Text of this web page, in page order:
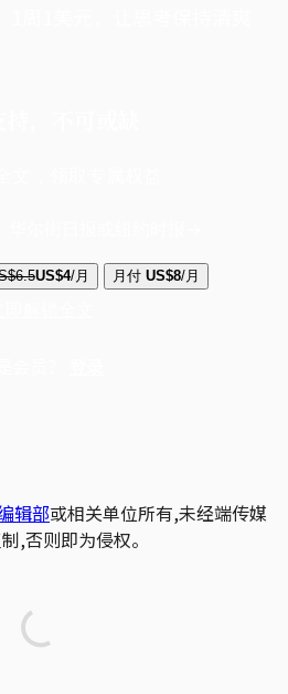
US$4/月 月付 US$8/月
辑部或相关单位所有,未经端传媒
,否则即为侵权。